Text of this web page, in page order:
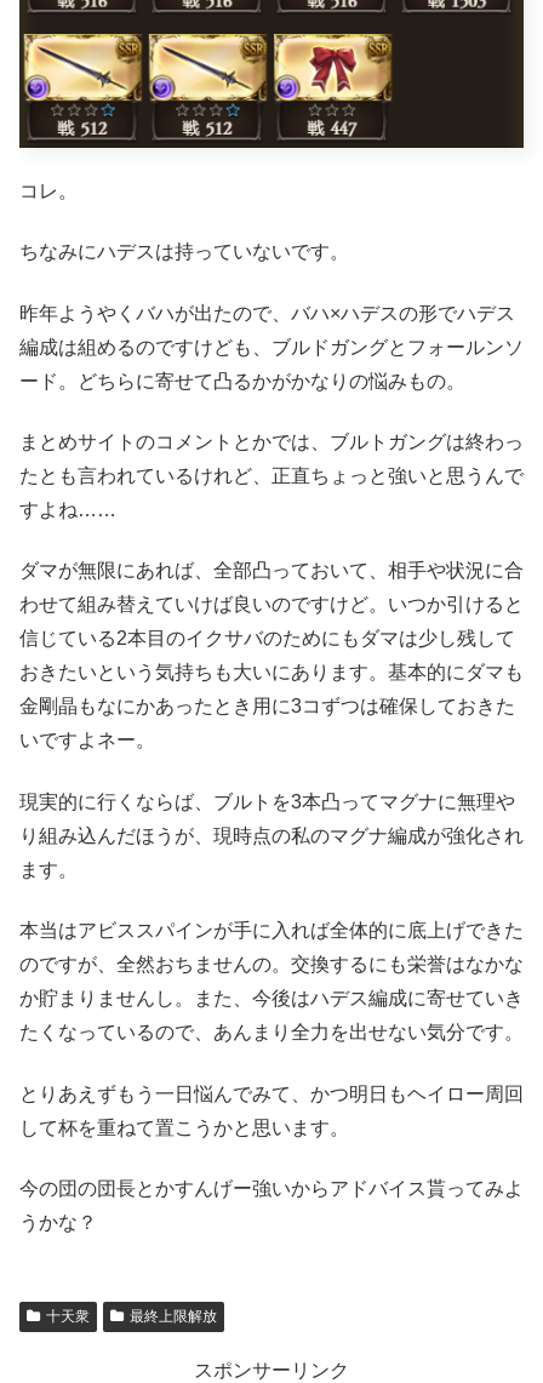
コレ。
ちなみにハデスは持っていないです。
昨年ようやくバハが出たので、バハ×ハデスの形でハデス
編成は組めるのですけども、ブルドガングとフォールンソ
ード。どちらに寄せて凸るかがかなりの悩みもの。
まとめサイトのコメントとかでは、ブルトガングは終わっ
たとも言われているけれど、正直ちょっと強いと思うんで
すよね……
ダマが無限にあれば、全部凸っておいて、相手や状況に合
わせて組み替えていけば良いのですけど。いつか引けると
信じている2本目のイクサバのためにもダマは少し残して
おきたいという気持ちも大いにあります。基本的にダマも
金剛晶もなにかあったとき用に3コずつは確保しておきた
いですよネー。
現実的に行くならば、ブルトを3本凸ってマグナに無理や
り組み込んだほうが、現時点の私のマグナ編成が強化され
ます。
本当はアビススパインが手に入れば全体的に底上げできた
のですが、全然おちませんの。交換するにも栄誉はなかな
か貯まりませんし。また、今後はハデス編成に寄せていき
たくなっているので、あんまり全力を出せない気分です。
とりあえずもう一日悩んでみて、かつ明日もヘイロー周回
して杯を重ねて置こうかと思います。
今の団の団長とかすんげー強いからアドバイス貰ってみよ
うかな？
十天衆 最終上限解放
スポンサーリンク